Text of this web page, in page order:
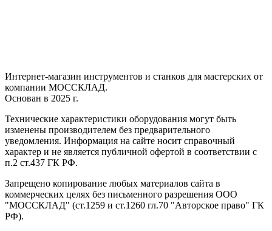
Интернет-магазин инструментов и станков для мастерских от
компании МОССКЛАД.
Основан в 2025 г.
Технические характеристики оборудования могут быть
изменены производителем без предварительного
уведомления. Информация на сайте носит справочный
характер и не является публичной офертой в соответствии с
п.2 ст.437 ГК РФ.
Запрещено копирование любых материалов сайта в
коммерческих целях без письменного разрешения ООО
"МОССКЛАД" (ст.1259 и ст.1260 гл.70 "Авторское право" ГК
РФ).